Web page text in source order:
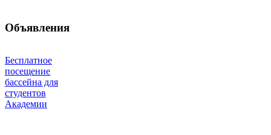
Объявления
Бесплатное
посещение
бассейна для
студентов
Академии